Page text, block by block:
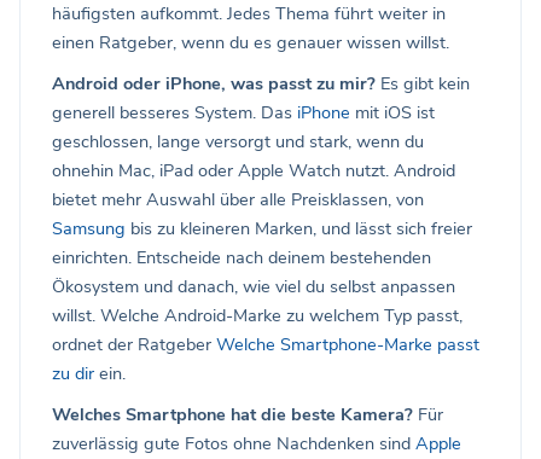
häufigsten aufkommt. Jedes Thema führt weiter in
einen Ratgeber, wenn du es genauer wissen willst.
Android oder iPhone, was passt zu mir? Es gibt kein
generell besseres System. Das iPhone mit iOS ist
geschlossen, lange versorgt und stark, wenn du
ohnehin Mac, iPad oder Apple Watch nutzt. Android
bietet mehr Auswahl über alle Preisklassen, von
Samsung bis zu kleineren Marken, und lässt sich freier
einrichten. Entscheide nach deinem bestehenden
Ökosystem und danach, wie viel du selbst anpassen
willst. Welche Android-Marke zu welchem Typ passt,
ordnet der Ratgeber Welche Smartphone-Marke passt
zu dir ein.
Welches Smartphone hat die beste Kamera? Für
zuverlässig gute Fotos ohne Nachdenken sind Apple